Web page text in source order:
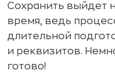
Сохранить выйдет
время, ведь
длительной
и реквизитов.
готово!